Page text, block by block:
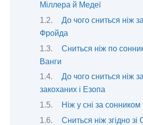
Міллера й Медеї
До чого сниться ніж
Фройда
Сниться ніж по
Ванги
До чого сниться ніж
закоханих і Езопа
Ніж у сні за сонником
Сниться ніж згідно зі